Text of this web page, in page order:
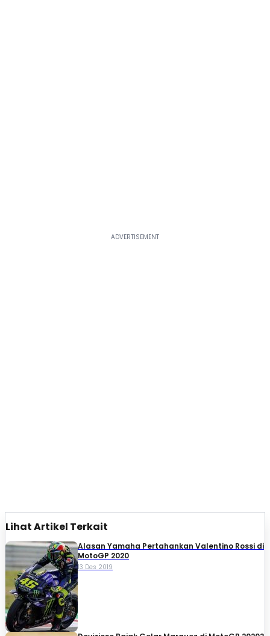
Lihat Artikel Terkait
Alasan Yamaha Pertahankan Valentino Rossi di
MotoGP 2020
13 Des 2019